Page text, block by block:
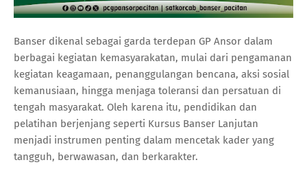
Banser dikenal sebagai garda terdepan GP Ansor dalam
berbagai kegiatan kemasyarakatan, mulai dari pengamanan
kegiatan keagamaan, penanggulangan bencana, aksi sosial
kemanusiaan, hingga menjaga toleransi dan persatuan di
tengah masyarakat. Oleh karena itu, pendidikan dan
pelatihan berjenjang seperti Kursus Banser Lanjutan
menjadi instrumen penting dalam mencetak kader yang
tangguh, berwawasan, dan berkarakter.